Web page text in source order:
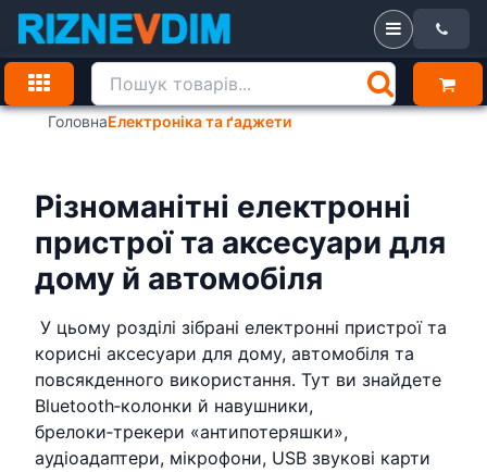
ГоловнаЕлектроніка та ґаджети
Різноманітні електронні
пристрої та аксесуари для
дому й автомобіля
У цьому розділі зібрані електронні пристрої та
корисні аксесуари для дому, автомобіля та
повсякденного використання. Тут ви знайдете
Bluetooth‑колонки й навушники,
брелоки‑трекери «антипотеряшки»,
аудіоадаптери, мікрофони, USB звукові карти